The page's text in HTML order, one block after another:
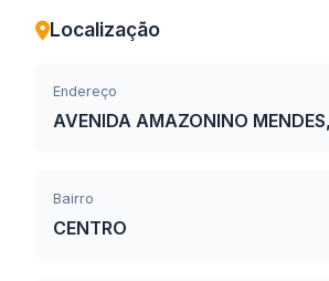
Localização
Endereço
AVENIDA AMAZONINO
Bairro
CENTRO